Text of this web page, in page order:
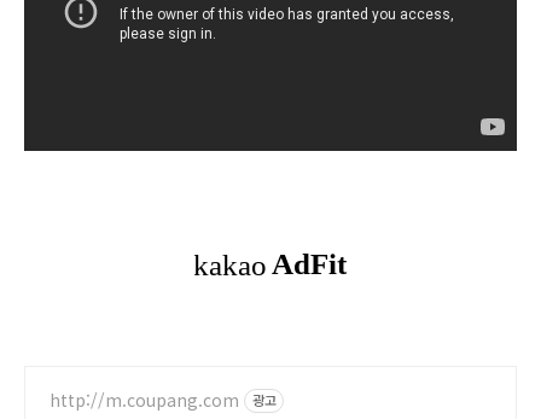
http://m.coupang.com 광고